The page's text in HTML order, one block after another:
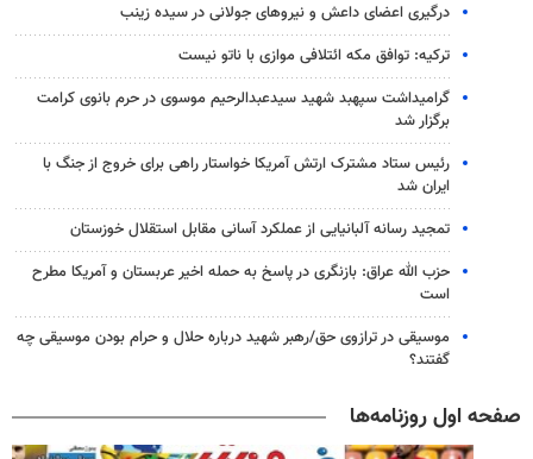
درگیری اعضای داعش و نیروهای جولانی در سیده زینب
ترکیه: توافق مکه ائتلافی موازی با ناتو نیست
گرامیداشت سپهبد شهید سیدعبدالرحیم موسوی در حرم بانوی کرامت
برگزار شد
رئیس ستاد مشترک ارتش آمریکا خواستار راهی برای خروج از جنگ با
ایران شد
تمجید رسانه آلبانیایی از عملکرد آسانی مقابل استقلال خوزستان
حزب الله عراق: بازنگری در پاسخ به حمله اخیر عربستان و آمریکا مطرح
است
موسیقی در ترازوی حق/رهبر شهید درباره حلال و حرام بودن موسیقی چه
گفتند؟
صفحه اول روزنامه‌ها